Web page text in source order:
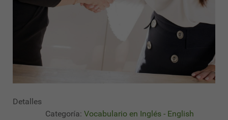
Detalles
Categoría: Vocabulario en Inglés - English